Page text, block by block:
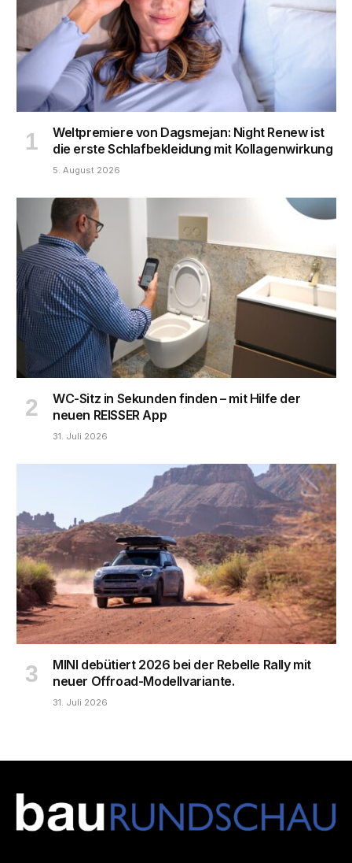
Weltpremiere von Dagsmejan: Night Renew ist
die erste Schlafbekleidung mit Kollagenwirkung
5. August 2026
WC-Sitz in Sekunden finden – mit Hilfe der
neuen REISSER App
31. Juli 2026
MINI debütiert 2026 bei der Rebelle Rally mit
neuer Offroad-Modellvariante.
31. Juli 2026